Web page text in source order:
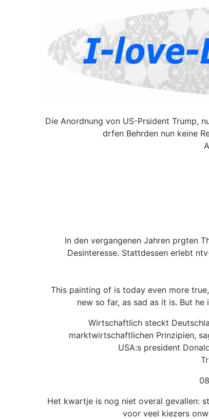
Die Anordnung von US-Prsident Trump,
drfen Behrden nun keine
In den vergangenen Jahren prgten
Desinteresse. Stattdessen erlebt
This painting of is today even more
new so far, as sad as it is. But
Wirtschaftlich steckt
marktwirtschaftlichen Prinzipien,
USA:s president
Het kwartje is nog niet overal gevallen:
voor veel kiezers